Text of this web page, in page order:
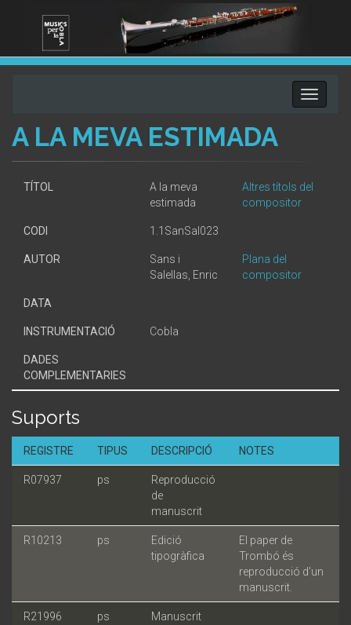
Toggle
A LA MEVA ESTIMADA
TÍTOL
A la meva
estimada
Altres títols del
compositor
CODI 1.1SanSal023
AUTOR
Sans i
Salellas, Enric
Plana del
compositor
DATA
INSTRUMENTACIÓ Cobla
DADES
COMPLEMENTARIES
Suports
REGISTRE TIPUS DESCRIPCIÓ NOTES
R07937 ps
Reproducció
de
manuscrit
R10213 ps
Edició
tipogràfica
El paper de
Trombó és
reproducció d'un
manuscrit.
R21996 ps Manuscrit